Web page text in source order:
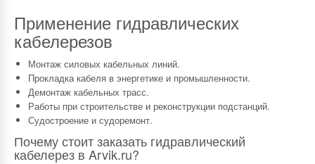
Применение гидравлических
кабелерезов
Монтаж силовых кабельных линий.
Прокладка кабеля в энергетике и промышленности.
Демонтаж кабельных трасс.
Работы при строительстве и реконструкции подстанций.
Судостроение и судоремонт.
Почему стоит заказать гидравлический
кабелерез в Arvik.ru?